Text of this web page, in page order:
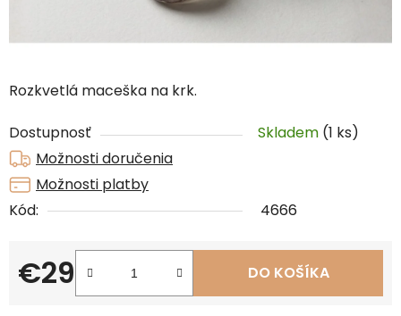
Rozkvetlá maceška na krk.
Dostupnosť Skladem (1 ks)
Možnosti doručenia
Možnosti platby
Kód:
4666
€29
Jednotková cena:
DO KOŠÍKA